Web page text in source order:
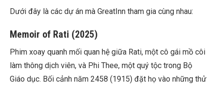
Dưới đây là các dự án mà GreatInn tham gia cùng nhau:
Memoir of Rati (2025)
Phim xoay quanh mối quan hệ giữa Rati, một cô gái mồ côi
làm thông dịch viên, và Phi Thee, một quý tộc trong Bộ
Giáo dục. Bối cảnh năm 2458 (1915) đặt họ vào những thử